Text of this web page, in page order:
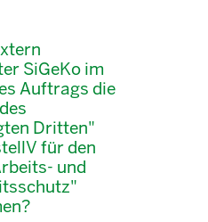
SiGeKo im
Auftrags die
Dritten"
für den
und